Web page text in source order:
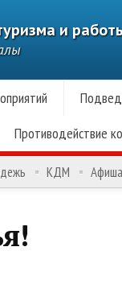
и
Противодействие
КДМ Афиша